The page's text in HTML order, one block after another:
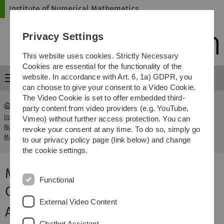
Skip
Skip
Skip
Skip
Institute of Numerical Mathematics
Menu
Institute of
Numerical
Mathematics
...
Vorlesung Mathematische Grundlagen
des Compressive Sensing
Mathematische Grundlagen des
Compressive Sensing - SS 2013
Aktuelles
Privacy Settings
This website uses cookies. Strictly Necessary
Cookies are essential for the functionality of the
website. In accordance with Art. 6, 1a) GDPR, you
can choose to give your consent to a Video Cookie.
The Video Cookie is set to offer embedded third-
party content from video providers (e.g. YouTube,
Vimeo) without further access protection. You can
revoke your consent at any time. To do so, simply go
to our privacy policy page (link below) and change
the cookie settings.
Functional
External Video Content